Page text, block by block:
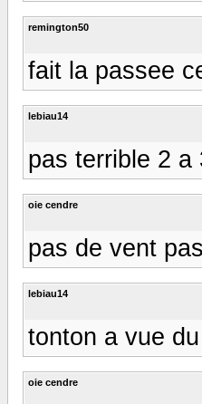
remington50
fait la passee
lebiau14
pas terrible 2 a
oie cendre
pas de vent
lebiau14
tonton a vue
oie cendre